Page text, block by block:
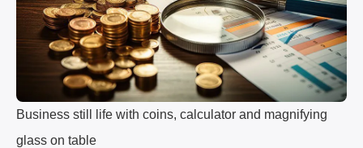
Business still life with coins, calculator and magnifying
glass on table